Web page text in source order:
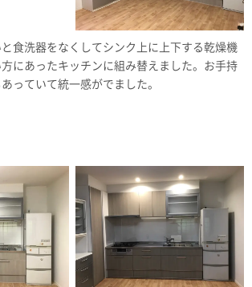
食洗器をなくしてシンク上に上下する乾燥機
にあったキッチンに組み替えました。お手持
っていて統一感がでました。